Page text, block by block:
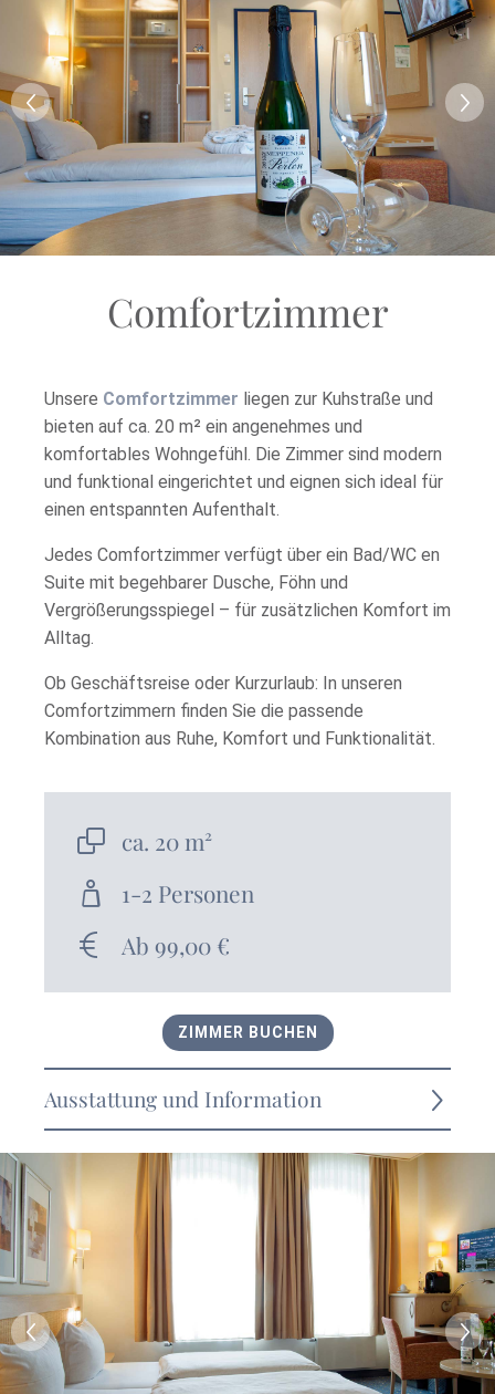
Comfortzimmer
Unsere Comfortzimmer liegen zur Kuhstraße und
bieten auf ca. 20 m² ein angenehmes und
komfortables Wohngefühl. Die Zimmer sind modern
und funktional eingerichtet und eignen sich ideal für
einen entspannten Aufenthalt.
Jedes Comfortzimmer verfügt über ein Bad/WC en
Suite mit begehbarer Dusche, Föhn und
Vergrößerungsspiegel – für zusätzlichen Komfort im
Alltag.
Ob Geschäftsreise oder Kurzurlaub: In unseren
Comfortzimmern finden Sie die passende
Kombination aus Ruhe, Komfort und Funktionalität.
ca. 20 m²
1-2 Personen
Ab 99,00 €
ZIMMER BUCHEN
Ausstattung und Information
teilweise Bodentiefe Fenster
TV, Radiowecker, Safe, Rauchmelder, WLAN
DU/WC, Kosmetikartikel, Fön, Kosmetikspiegel
Fahrrad-Garage mit Lademöglichkeit für Ihr E-
Reichhaltiges Frühstücksbuffet mit regionalen &
frischen hausgemachten Köstlichkeiten
Nichtraucherzimmer